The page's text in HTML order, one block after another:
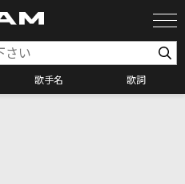
歌手名 歌詞
検索